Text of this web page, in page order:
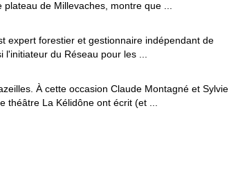
de Millevaches, montre que ...
expert forestier et gestionnaire indépendant de
du Réseau pour les ...
À cette occasion Claude Montagné et Sylvie
théâtre La Kélidône ont écrit (et ...